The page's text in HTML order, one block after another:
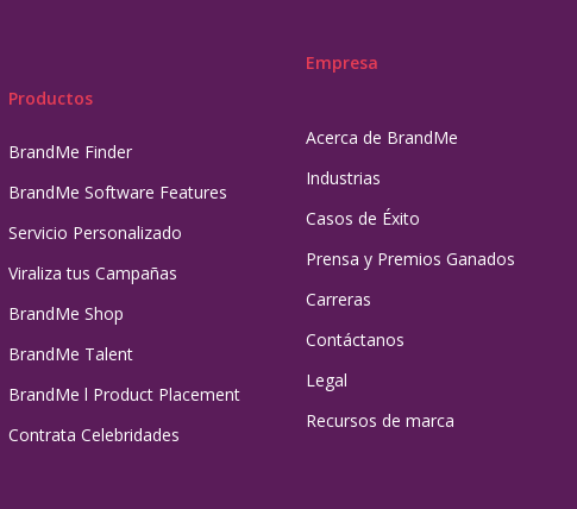
Productos
BrandMe Finder
BrandMe Software Features
Servicio Personalizado
Viraliza tus Campañas
BrandMe Shop
BrandMe Talent
BrandMe l Product Placement
Contrata Celebridades
Empresa
Acerca de BrandMe
Industrias
Casos de Éxito
Prensa y Premios Ganados
Carreras
Contáctanos
Legal
Recursos de marca